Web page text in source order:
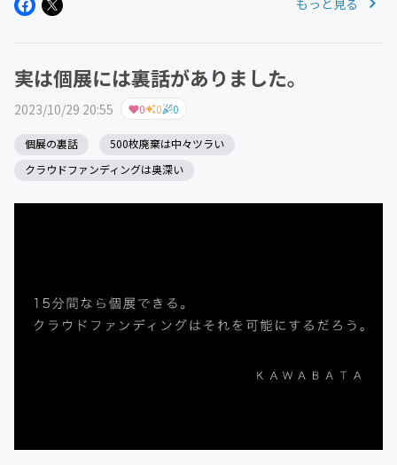
もっと見る
実は個展には裏話がありました。
2023/10/29 20:55 0 0 0
個展の裏話
500枚廃棄は中々ツラい
クラウドファンディングは奥深い